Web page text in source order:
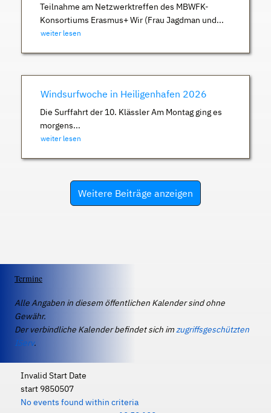
Teilnahme am Netzwerktreffen des MBWFK-
Konsortiums Erasmus+ Wir (Frau Jagdman und...
weiter lesen
Windsurfwoche in Heiligenhafen 2026
Die Surffahrt der 10. Klässler Am Montag ging es
morgens...
weiter lesen
Weitere Beiträge anzeigen
Termine
Alle Angaben in diesem öffentlichen Kalender sind ohne
Gewähr.
Der verbindliche Kalender befindet sich imzugriffsgeschützten
IServ.
Invalid Start Date
start 9850507
No events found within criteria